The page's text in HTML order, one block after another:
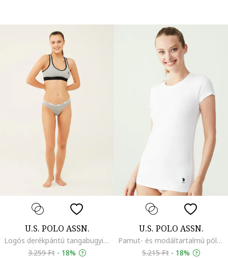
U.S. POLO ASSN.
Logós derékpántú tangabugyi szett - 3 db, Fukszia/Melange szürke/Világoskék
3.259 Ft - 18%
U.S. POLO ASSN.
Pamut- és modáltartalmú póló, Fehér
5.215 Ft - 18%